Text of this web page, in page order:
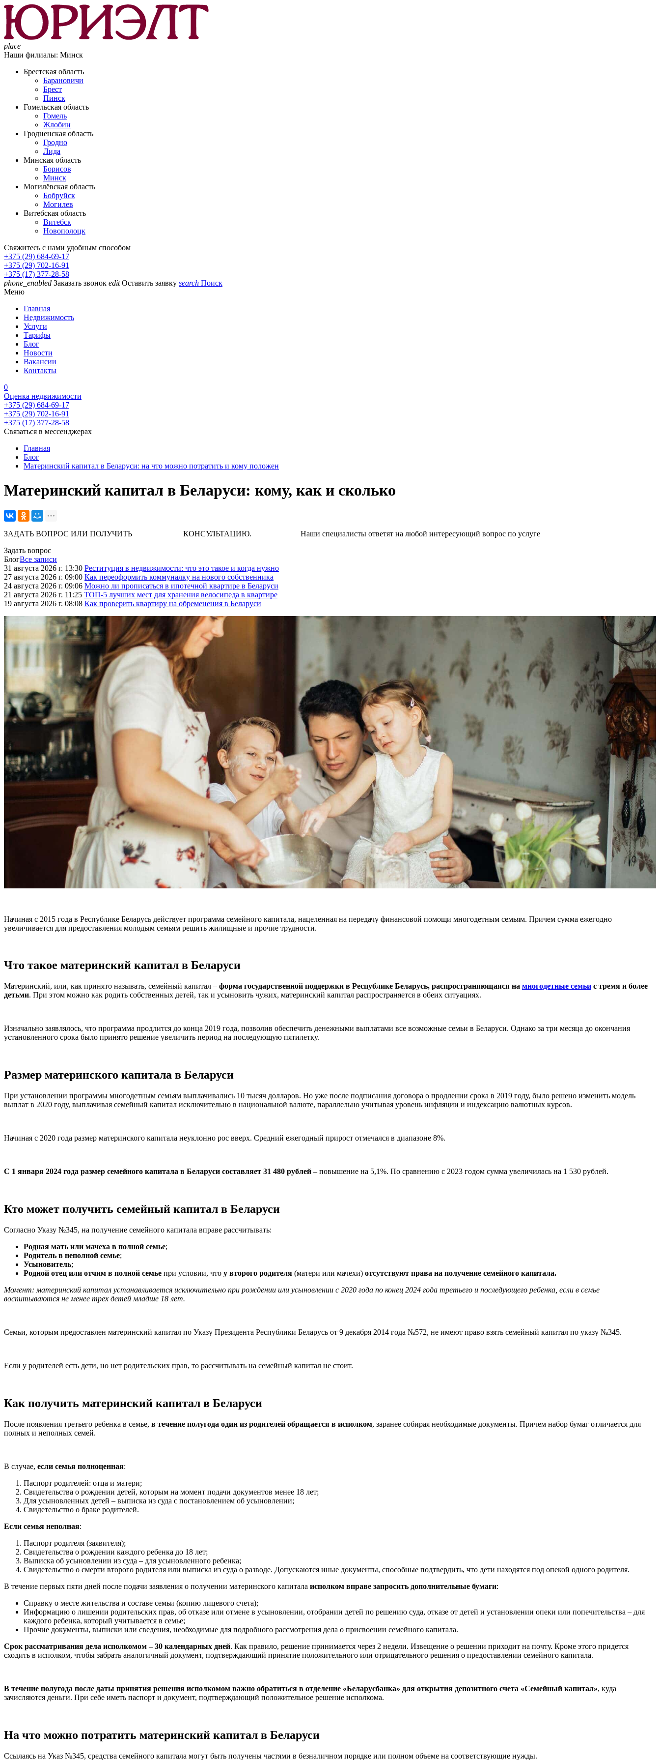
place
Наши филиалы: Минск
Брестская область
Барановичи
Брест
Пинск
Гомельская область
Гомель
Жлобин
Гродненская область
Гродно
Лида
Минская область
Борисов
Минск
Могилёвская область
Бобруйск
Могилев
Витебская область
Витебск
Новополоцк
Свяжитесь с нами удобным способом
+375 (29) 684-69-17
+375 (29) 702-16-91
+375 (17) 377-28-58
phone_enabled Заказать звонок edit Оставить заявку search Поиск
Меню
Главная
Недвижимость
Услуги
Тарифы
Блог
Новости
Вакансии
Контакты
0
Оценка недвижимости
+375 (29) 684-69-17
+375 (29) 702-16-91
+375 (17) 377-28-58
Связаться в мессенджерах
Главная
Блог
Материнский капитал в Беларуси: на что можно потратить и кому положен
Материнский капитал в Беларуси: кому, как и сколько
ЗАДАТЬ ВОПРОС ИЛИ ПОЛУЧИТЬ КОНСУЛЬТАЦИЮ. Наши специалисты ответят на любой интересующий вопрос по услуге
Задать вопрос
БлогВсе записи
31 августа 2026 г. 13:30 Реституция в недвижимости: что это такое и когда нужно
27 августа 2026 г. 09:00 Как переоформить коммуналку на нового собственника
24 августа 2026 г. 09:06 Можно ли прописаться в ипотечной квартире в Беларуси
21 августа 2026 г. 11:25 ТОП-5 лучших мест для хранения велосипеда в квартире
19 августа 2026 г. 08:08 Как проверить квартиру на обременения в Беларуси
Начиная с 2015 года в Республике Беларусь действует программа семейного капитала, нацеленная на передачу финансовой помощи многодетным семьям. Причем сумма ежегодно
увеличивается для предоставления молодым семьям решить жилищные и прочие трудности.
Что такое материнский капитал в Беларуси
Материнский, или, как принято называть, семейный капитал – форма государственной поддержки в Республике Беларусь, распространяющаяся на многодетные семьи с тремя и более
детьми. При этом можно как родить собственных детей, так и усыновить чужих, материнский капитал распространяется в обеих ситуациях.
Изначально заявлялось, что программа продлится до конца 2019 года, позволив обеспечить денежными выплатами все возможные семьи в Беларуси. Однако за три месяца до окончания
установленного срока было принято решение увеличить период на последующую пятилетку.
Размер материнского капитала в Беларуси
При установлении программы многодетным семьям выплачивались 10 тысяч долларов. Но уже после подписания договора о продлении срока в 2019 году, было решено изменить модель
выплат в 2020 году, выплачивая семейный капитал исключительно в национальной валюте, параллельно учитывая уровень инфляции и индексацию валютных курсов.
Начиная с 2020 года размер материнского капитала неуклонно рос вверх. Средний ежегодный прирост отмечался в диапазоне 8%.
С 1 января 2024 года размер семейного капитала в Беларуси составляет 31 480 рублей – повышение на 5,1%. По сравнению с 2023 годом сумма увеличилась на 1 530 рублей.
Кто может получить семейный капитал в Беларуси
Согласно Указу №345, на получение семейного капитала вправе рассчитывать:
Родная мать или мачеха в полной семье;
Родитель в неполной семье;
Усыновитель;
Родной отец или отчим в полной семье при условии, что у второго родителя (матери или мачехи) отсутствуют права на получение семейного капитала.
Момент: материнский капитал устанавливается исключительно при рождении или усыновлении с 2020 года по конец 2024 года третьего и последующего ребенка, если в семье
воспитываются не менее трех детей младше 18 лет.
Семьи, которым предоставлен материнский капитал по Указу Президента Республики Беларусь от 9 декабря 2014 года №572, не имеют право взять семейный капитал по указу №345.
Если у родителей есть дети, но нет родительских прав, то рассчитывать на семейный капитал не стоит.
Как получить материнский капитал в Беларуси
После появления третьего ребенка в семье, в течение полугода один из родителей обращается в исполком, заранее собирая необходимые документы. Причем набор бумаг отличается для
полных и неполных семей.
В случае, если семья полноценная:
Паспорт родителей: отца и матери;
Свидетельства о рождении детей, которым на момент подачи документов менее 18 лет;
Для усыновленных детей – выписка из суда с постановлением об усыновлении;
Свидетельство о браке родителей.
Если семья неполная:
Паспорт родителя (заявителя);
Свидетельства о рождении каждого ребенка до 18 лет;
Выписка об усыновлении из суда – для усыновленного ребенка;
Свидетельство о смерти второго родителя или выписка из суда о разводе. Допускаются иные документы, способные подтвердить, что дети находятся под опекой одного родителя.
В течение первых пяти дней после подачи заявления о получении материнского капитала исполком вправе запросить дополнительные бумаги:
Справку о месте жительства и составе семьи (копию лицевого счета);
Информацию о лишении родительских прав, об отказе или отмене в усыновлении, отобрании детей по решению суда, отказе от детей и установлении опеки или попечительства – для
каждого ребенка, который учитывается в семье;
Прочие документы, выписки или сведения, необходимые для подробного рассмотрения дела о присвоении семейного капитала.
Срок рассматривания дела исполкомом – 30 календарных дней. Как правило, решение принимается через 2 недели. Извещение о решении приходит на почту. Кроме этого придется
сходить в исполком, чтобы забрать аналогичный документ, подтверждающий принятие положительного или отрицательного решения о предоставлении семейного капитала.
В течение полугода после даты принятия решения исполкомом важно обратиться в отделение «Беларусбанка» для открытия депозитного счета «Семейный капитал», куда
зачисляются деньги. При себе иметь паспорт и документ, подтверждающий положительное решение исполкома.
На что можно потратить материнский капитал в Беларуси
Ссылаясь на Указ №345, средства семейного капитала могут быть получены частями в безналичном порядке или полном объеме на соответствующие нужды.